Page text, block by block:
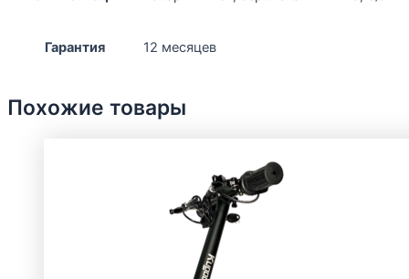
Гарантия 12 месяцев
Похожие товары